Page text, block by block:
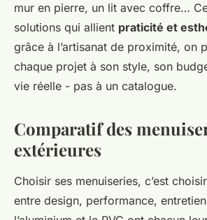
mur en pierre, un lit avec coffre…
solutions qui allient praticité et
grâce à l’artisanat de proximité, on
chaque projet à son style, son
vie réelle - pas à un catalogue.
Comparatif des
extérieures
Choisir ses menuiseries, c’est
entre design, performance,